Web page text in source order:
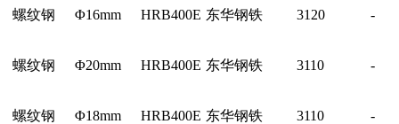
螺纹钢 Φ16mm HRB400E 东华钢铁 3120 -
螺纹钢 Φ20mm HRB400E 东华钢铁 3110 -
螺纹钢 Φ18mm HRB400E 东华钢铁 3110 -